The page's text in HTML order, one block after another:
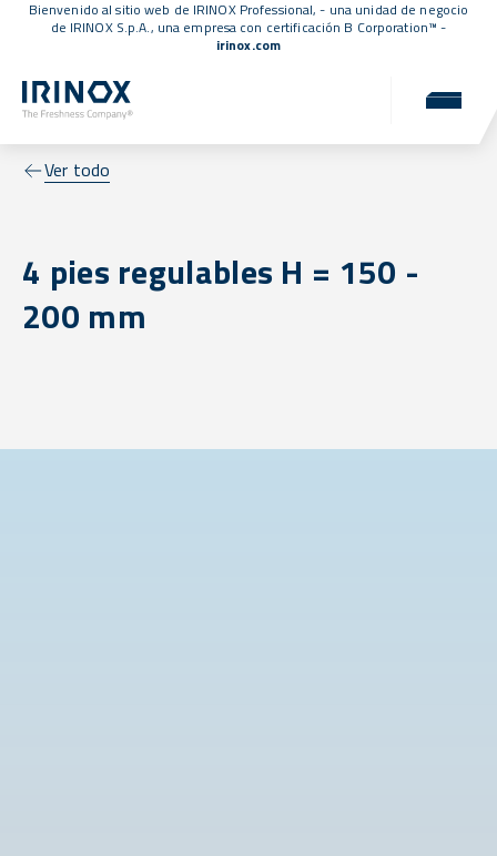
Bienvenido al sitio web de IRINOX Professional, - una unidad de negocio
de IRINOX S.p.A., una empresa con certificación B Corporation™ -
irinox.com
Ver todo
4 pies regulables H = 150 -
200 mm